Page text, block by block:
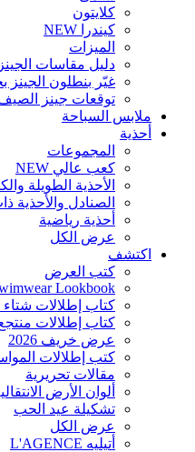
كلايتون
كيندرا NEW
الميزات
دليل مقاسات الجينز
غيّر بنطلون الجينز
توقعات جينز
ملابس السباحة
أحذية
المجموعات
كعب عالي NEW
الأحذية الطويلة
الصنادل والأحذية
أحذية رياضية
عرض الكل
اكتشف
كتب العرض
Lookbook
كتاب إطلالات شتاء 2026
كتاب إطلالات منتجع
عرض خريف 2026
كتب إطلالات
مقالات تحريرية
ألوان الأرض
تشكيلة عيد الحب
عرض الكل
أتيليه L'AGENCE